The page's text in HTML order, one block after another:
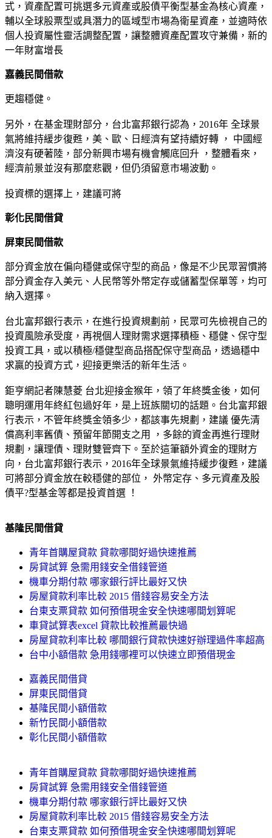
式，資產配置可挑選多元資產或股債平衡型基金為核心資產，
輔以全球股票型或具潛力的區域型市場為衛星資產，並適時依
個人投資屬性靈活調整配置，讓整體資產配置攻守兼備，新的
一年財富增長
嘉義民間借款
更趨穩健。
另外，在基金理財部分，台北富邦銀行認為，2016年 全球景
氣將維持緩步復甦，美、歐、日經濟有望持續好轉 ， 中國經
濟沒有硬著陸，部分新興市場有機會觸底回升 ，整體看來，
經濟前景並沒有那麼悲觀，但仍須留意市場波動。
投資標的選擇上，建議可將
彰化民間借貸
屏東民間借款
部分資金放在偏向穩健或保守型的商品，像是不少民眾習慣將
部分資金存入美元、人民幣等外幣定存或儲蓄型保單等，均可
納入選擇。
台北富邦銀行表示，在進行投資規劃前，民眾可先檢視自己的
投資風險承受度，再視個人理財需求選擇積極、穩健、保守型
投資工具，或以積極/穩健型商品搭配保守型商品，透過穩中
求贏的投資方式，迎接更樂活的新年生活。
鉅亨網記者陳慧菱 台北迎接金猴年，領了年終獎金後，如何
聰明運用年終紅包過好年，是上班族關切的話題。台北富邦銀
行表示，不管年終獎金領多少，都該事先規劃，建議 優先清
償高利率舊債、預留年節開支之用 ，多餘的資金再進行理財
規劃，讓理債、理財雙管齊下。至於這筆額外資金的理財方
向，台北富邦銀行表示，2016年全球景氣維持緩步復甦，建議
可將部分資金放在較穩健的部位， 外幣定存、多元資產及股
債平?型基金等都是投資首選 ！
基隆民間借貸
青年首購屋貸款 貸款哪間好過快速推薦
房貸試算 急需用錢安全借錢管道
機車分期付款 哪家銀行評比最好又快
房屋貸款利率比較 2015 借錢容易安全方法
台東支票貸款 如何預借現金安全快速哪間划算呢
車貸試算表excel 貸款比較推薦最快過
房屋貸款利率比較 哪間銀行貸款快速好辦理過件率超高
台中小額借款 急用錢哪裡可以快速立即預借現金
嘉義民間借貸
屏東民間借貸
基隆民間小額借款
新竹民間小額借款
彰化民間小額借款
青年首購屋貸款 貸款哪間好過快速推薦
房貸試算 急需用錢安全借錢管道
機車分期付款 哪家銀行評比最好又快
房屋貸款利率比較 2015 借錢容易安全方法
台東支票貸款 如何預借現金安全快速哪間划算呢